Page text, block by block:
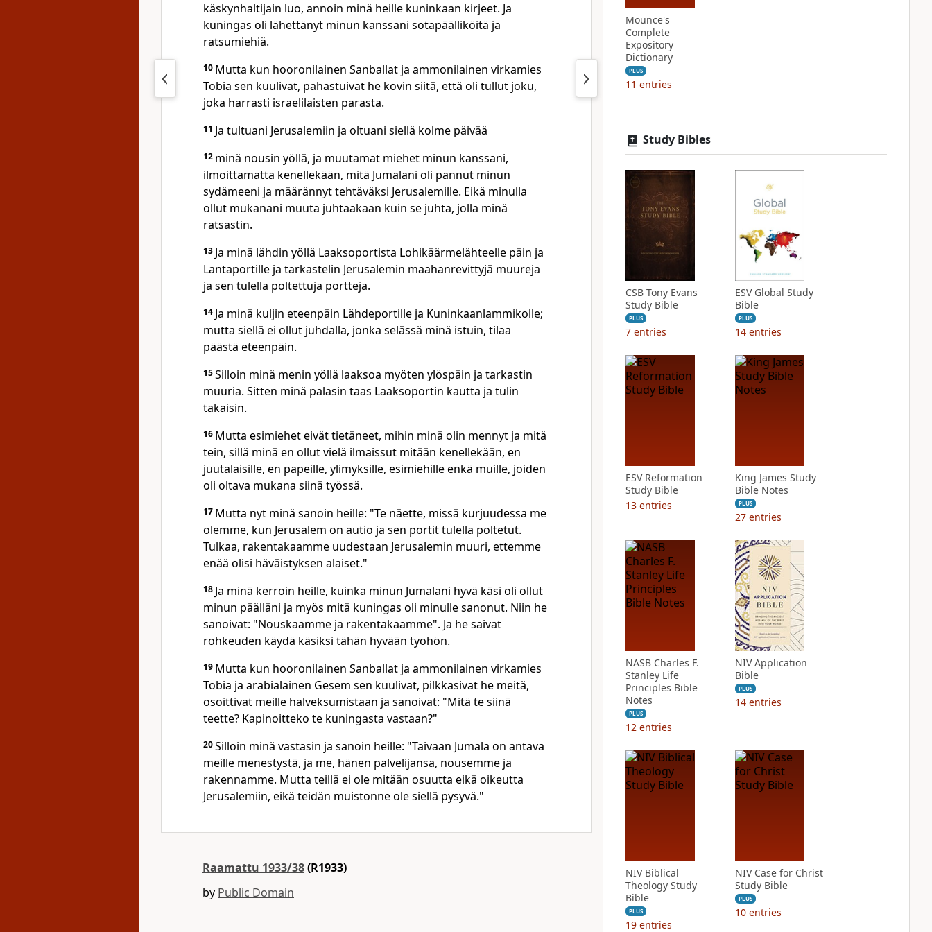
käskynhaltijain luo, annoin minä heille kuninkaan kirjeet. Ja
kuningas oli lähettänyt minun kanssani sotapäälliköitä ja
ratsumiehiä.
10 Mutta kun hooronilainen Sanballat ja ammonilainen virkamies
Tobia sen kuulivat, pahastuivat he kovin siitä, että oli tullut joku,
joka harrasti israelilaisten parasta.
11 Ja tultuani Jerusalemiin ja oltuani siellä kolme päivää
12 minä nousin yöllä, ja muutamat miehet minun kanssani,
ilmoittamatta kenellekään, mitä Jumalani oli pannut minun
sydämeeni ja määrännyt tehtäväksi Jerusalemille. Eikä minulla
ollut mukanani muuta juhtaakaan kuin se juhta, jolla minä
ratsastin.
13 Ja minä lähdin yöllä Laaksoportista Lohikäärmelähteelle päin ja
Lantaportille ja tarkastelin Jerusalemin maahanrevittyjä muureja
ja sen tulella poltettuja portteja.
14 Ja minä kuljin eteenpäin Lähdeportille ja Kuninkaanlammikolle;
mutta siellä ei ollut juhdalla, jonka selässä minä istuin, tilaa
päästä eteenpäin.
15Silloin minä menin yöllä laaksoa myöten ylöspäin ja tarkastin
muuria. Sitten minä palasin taas Laaksoportin kautta ja tulin
takaisin.
16 Mutta esimiehet eivät tietäneet, mihin minä olin mennyt ja mitä
tein, sillä minä en ollut vielä ilmaissut mitään kenellekään, en
juutalaisille, en papeille, ylimyksille, esimiehille enkä muille, joiden
oli oltava mukana siinä työssä.
17 Mutta nyt minä sanoin heille: "Te näette, missä kurjuudessa me
olemme, kun Jerusalem on autio ja sen portit tulella poltetut.
Tulkaa, rakentakaamme uudestaan Jerusalemin muuri, ettemme
enää olisi häväistyksen alaiset."
18 Ja minä kerroin heille, kuinka minun Jumalani hyvä käsi oli ollut
minun päälläni ja myös mitä kuningas oli minulle sanonut. Niin he
sanoivat: "Nouskaamme ja rakentakaamme". Ja he saivat
rohkeuden käydä käsiksi tähän hyvään työhön.
19 Mutta kun hooronilainen Sanballat ja ammonilainen virkamies
Tobia ja arabialainen Gesem sen kuulivat, pilkkasivat he meitä,
osoittivat meille halveksumistaan ja sanoivat: "Mitä te siinä
teette? Kapinoitteko te kuningasta vastaan?"
20Silloin minä vastasin ja sanoin heille: "Taivaan Jumala on antava
meille menestystä, ja me, hänen palvelijansa, nousemme ja
rakennamme. Mutta teillä ei ole mitään osuutta eikä oikeutta
Jerusalemiin, eikä teidän muistonne ole siellä pysyvä."
Raamattu 1933/38(R1933)
by Public Domain
Mounce's
Complete
Expository
Dictionary
PLUS
11 entries
Study Bibles
CSB Tony Evans
Study Bible
PLUS
7 entries
ESV Global Study
Bible
PLUS
14 entries
ESV Reformation
Study Bible
13 entries
King James Study
Bible Notes
PLUS
27 entries
NASB Charles F.
Stanley Life
Principles Bible
Notes
PLUS
12 entries
NIV Application
Bible
PLUS
14 entries
NIV Biblical
Theology Study
Bible
PLUS
19 entries
NIV Case for Christ
Study Bible
PLUS
10 entries